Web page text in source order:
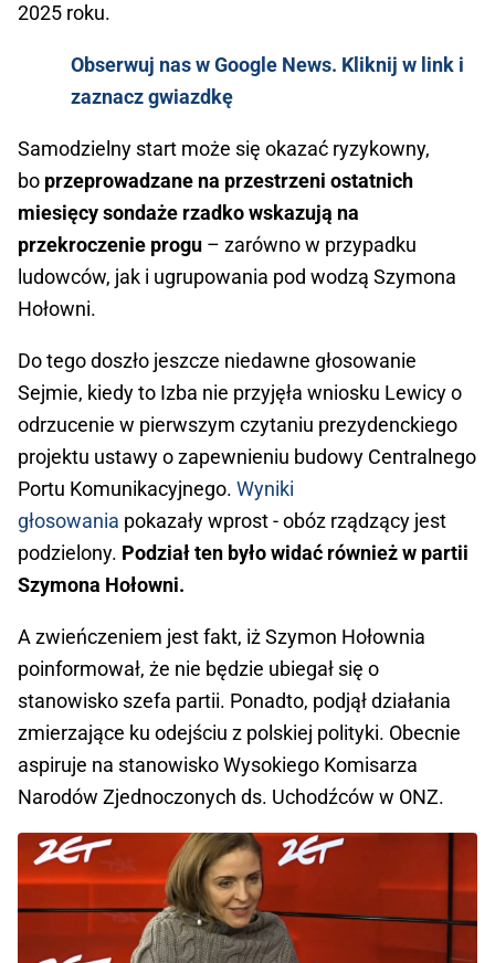
2025 roku.
Obserwuj nas w Google News. Kliknij w link i
zaznacz gwiazdkę
Samodzielny start może się okazać ryzykowny,
bo przeprowadzane na przestrzeni ostatnich
miesięcy sondaże rzadko wskazują na
przekroczenie progu – zarówno w przypadku
ludowców, jak i ugrupowania pod wodzą Szymona
Hołowni.
Do tego doszło jeszcze niedawne głosowanie
Sejmie, kiedy to Izba nie przyjęła wniosku Lewicy o
odrzucenie w pierwszym czytaniu prezydenckiego
projektu ustawy o zapewnieniu budowy Centralnego
Portu Komunikacyjnego. Wyniki
głosowania pokazały wprost - obóz rządzący jest
podzielony. Podział ten było widać również w partii
Szymona Hołowni.
A zwieńczeniem jest fakt, iż Szymon Hołownia
poinformował, że nie będzie ubiegał się o
stanowisko szefa partii. Ponadto, podjął działania
zmierzające ku odejściu z polskiej polityki. Obecnie
aspiruje na stanowisko Wysokiego Komisarza
Narodów Zjednoczonych ds. Uchodźców w ONZ.